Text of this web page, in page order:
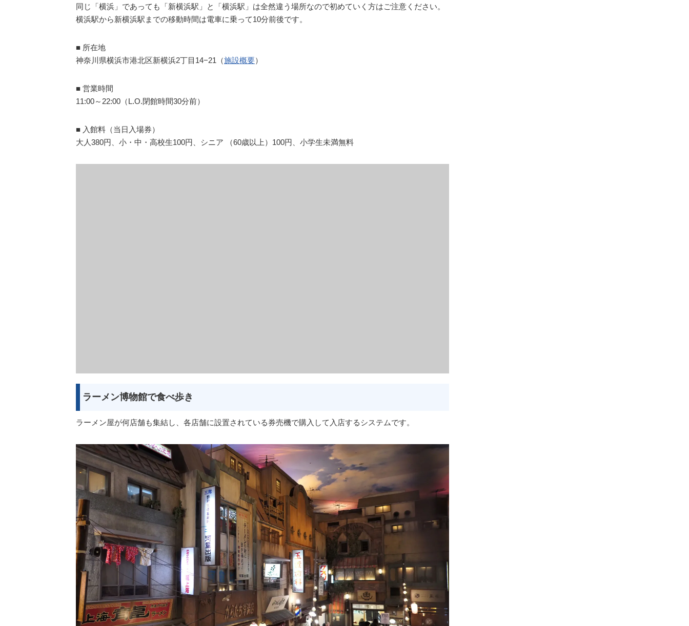
同じ「横浜」であっても「新横浜駅」と「横浜駅」は全然違う場所なので初めていく方はご注意ください。
横浜駅から新横浜駅までの移動時間は電車に乗って10分前後です。
■ 所在地
神奈川県横浜市港北区新横浜2丁目14−21（施設概要）
■ 営業時間
11:00～22:00（L.O.閉館時間30分前）
■ 入館料（当日入場券）
大人380円、小・中・高校生100円、シニア （60歳以上）100円、小学生未満無料
ラーメン博物館で食べ歩き
ラーメン屋が何店舗も集結し、各店舗に設置されている券売機で購入して入店するシステムです。